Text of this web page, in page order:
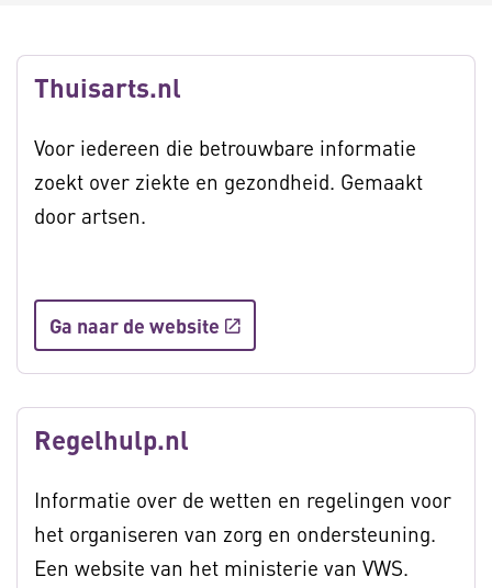
Thuisarts.nl
Voor iedereen die betrouwbare informatie
zoekt over ziekte en gezondheid. Gemaakt
door artsen.
Ga naar de website
Regelhulp.nl
Informatie over de wetten en regelingen voor
het organiseren van zorg en ondersteuning.
Een website van het ministerie van VWS.